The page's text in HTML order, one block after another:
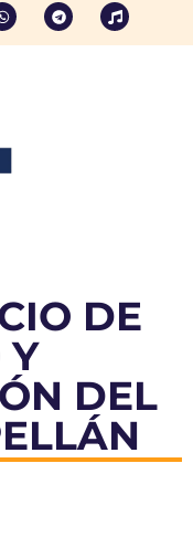
DE
Y
DEL